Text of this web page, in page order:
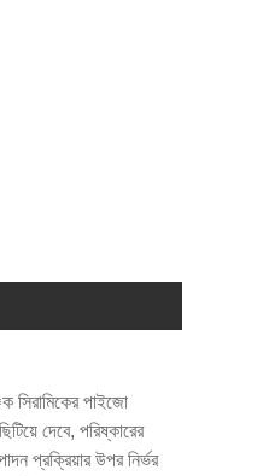
পাইজো
দেবে, পরিষ্কারের
প্রক্রিয়ার উপর নির্ভর